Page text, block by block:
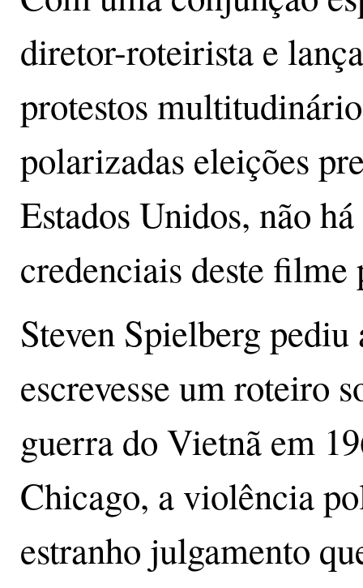
diretor-roteirista e
protestos
polarizadas eleições
Estados Unidos, não
credenciais deste filme
Steven Spielberg
escrevesse um roteiro
guerra do Vietnã em
Chicago, a violência
estranho julgamento